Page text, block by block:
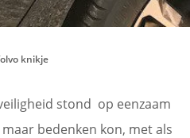
knikje
stond op eenzaam
bedenken kon, met als